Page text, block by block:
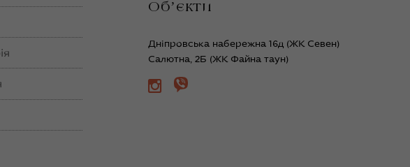
Обʼєкти
Дніпровська набережна 16д (ЖК Севен)
Салютна, 2Б (ЖК Файна таун)